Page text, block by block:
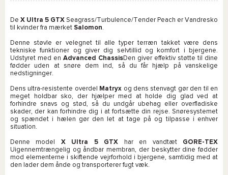
De X Ultra 5 GTX Seagrass/Turbulence/Tender Peach er Vandresko
til kvinder fra mærket Salomon.
Denne støvle er velegnet til alle typer terræn takket være dens
tekniske funktioner og giver dig selvtillid og komfort i bjergene.
Udstyret med en Advanced ChassisDen giver effektiv støtte til dine
fødder uden at snøre dem ind, så du får hjælp på vanskelige
nedstigninger.
Dens ultra-resistente overdel Matryx og dens stenvagt gør den til en
meget holdbar sko, der hjælper med at holde dig glad ved at
forhindre snavs og stød, så du undgår ubehag eller overfladiske
skader, der kan forhindre dig i at fortsætte din rejse. Snøresystemet
og spændet i hælen gør den let at tage på og tilpasse i enhver
situation.
Denne model X Ultra 5 GTX har en vandtæt GORE-TEX
Uigennemtrængelig og åndbar membran, der beskytter dine fødder
mod elementerne i skiftende vejrforhold i bjergene, samtidig med at
den lader dem ånde og transporterer fugt væk.